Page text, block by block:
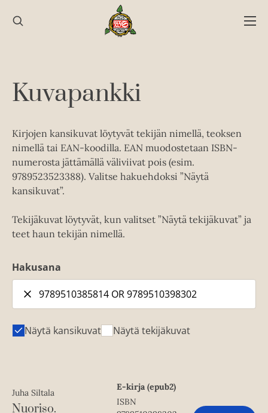
sisältöön
Kuvapankki
Kirjojen kansikuvat löytyvät tekijän nimellä, teoksen
nimellä tai EAN-koodilla. EAN muodostetaan ISBN-
numerosta jättämällä väliviivat pois (esim.
9789523523388). Valitse hakuehdoksi ”Näytä
kansikuvat”.
Tekijäkuvat löytyvät, kun valitset ”Näytä tekijäkuvat” ja
teet haun tekijän nimellä.
Hakusana
Näytä kansikuvat Näytä tekijäkuvat
Juha Siltala
Nuoriso.
E-kirja (epub2)
ISBN